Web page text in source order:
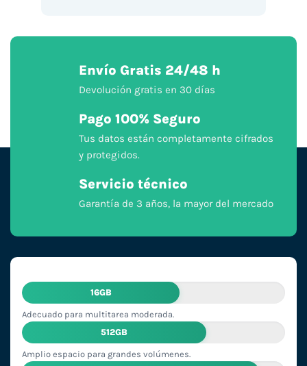
Envío Gratis 24/48 h
Devolución gratis en 30 días
Pago 100% Seguro
Tus datos están completamente cifrados
y protegidos.
Servicio técnico
Garantía de 3 años, la mayor del mercado
16GB
Adecuado para multitarea moderada.
512GB
Amplio espacio para grandes volúmenes.